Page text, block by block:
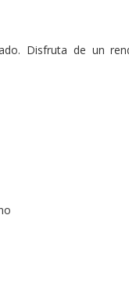
Disfruta de un